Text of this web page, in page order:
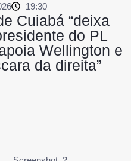
19:30
Cuiabá “deixa
do PL
Wellington e
da direita”